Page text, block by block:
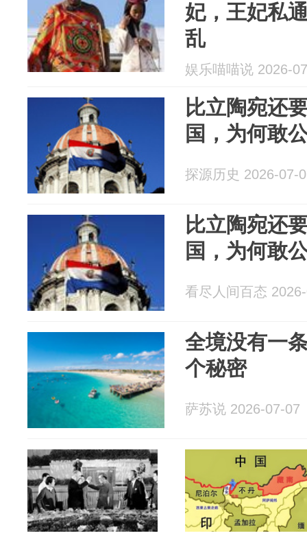
妃，王妃私
乱
娱乐喵喵说 2026-
比立陶宛还
国，为何敢
探源历史 2026-07-
比立陶宛还
国，为何敢
看尽人间百态
全境没有一
个秘密
萨苏说 2026-07-07